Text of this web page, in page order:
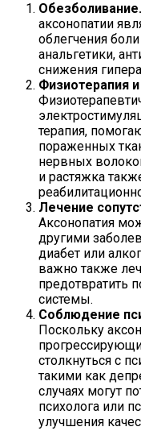
Обезболивание.
аксонопатии
облегчения
анальгетики,
снижения
Физиотерапия
терапия,
пораженных
нервных
и растяжка
Лечение
Аксонопатия
другими
диабет или
важно также
предотвратить
системы.
Соблюдение
Поскольку
столкнуться с
такими как
случаях могут
психолога или
улучшения